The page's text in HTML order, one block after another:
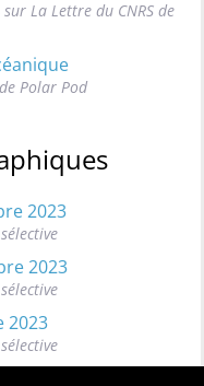
La Lettre du CNRS de
Polar Pod
2023
2023
2023